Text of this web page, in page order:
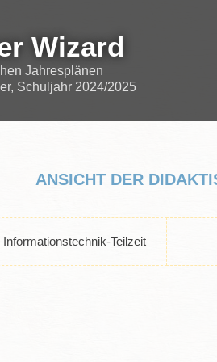
Wizard
Jahresplänen
Schuljahr 2024/2025
ANSICHT DER
Informationstechnik-Teilzeit